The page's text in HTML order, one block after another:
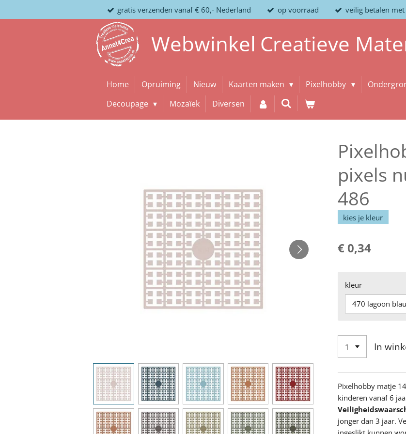
direct
gratis verzenden vanaf € 60,- Nederland op voorraad veilig betalen met
Webwinkel Creatieve
Home Opruiming Nieuw Kaarten maken Pixelhobby
Decoupage
Mozaïek Diversen
pixels
486
kies je kleur
€ 0,34
kleur
In
Pixelhobby matje
kinderen vanaf 6
jonger dan 3 jaar.